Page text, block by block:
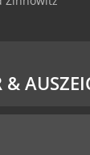
&